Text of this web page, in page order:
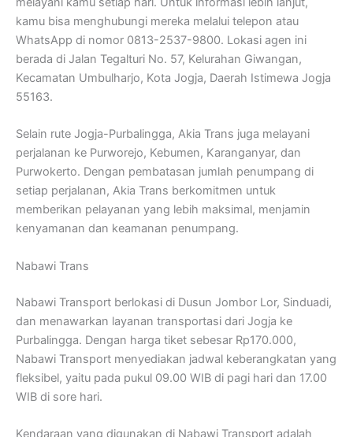
kamu bisa menghubungi mereka melalui telepon atau
WhatsApp di nomor 0813-2537-9800. Lokasi agen ini
berada di Jalan Tegalturi No. 57, Kelurahan Giwangan,
Kecamatan Umbulharjo, Kota Jogja, Daerah Istimewa Jogja
55163.
Selain rute Jogja-Purbalingga, Akia Trans juga melayani
perjalanan ke Purworejo, Kebumen, Karanganyar, dan
Purwokerto. Dengan pembatasan jumlah penumpang di
setiap perjalanan, Akia Trans berkomitmen untuk
memberikan pelayanan yang lebih maksimal, menjamin
kenyamanan dan keamanan penumpang.
Nabawi Trans
Nabawi Transport berlokasi di Dusun Jombor Lor, Sinduadi,
dan menawarkan layanan transportasi dari Jogja ke
Purbalingga. Dengan harga tiket sebesar Rp170.000,
Nabawi Transport menyediakan jadwal keberangkatan yang
fleksibel, yaitu pada pukul 09.00 WIB di pagi hari dan 17.00
WIB di sore hari.
Kendaraan yang digunakan di Nabawi Transport adalah